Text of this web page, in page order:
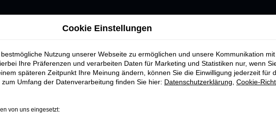
FAHRZEUGMARKT
Cookie Einstellungen
Nutzung unserer Webseite zu ermöglichen und unsere Kommunikation
Ihre Präferenzen und verarbeiten Daten für Marketing und Statistiken nur, wenn
späteren Zeitpunkt Ihre Meinung ändern, können Sie die Einwilligung jederzeit für
Umfang der Datenverarbeitung finden Sie hier: Datenschutzerklärung Cookie-
von uns eingesetzt: